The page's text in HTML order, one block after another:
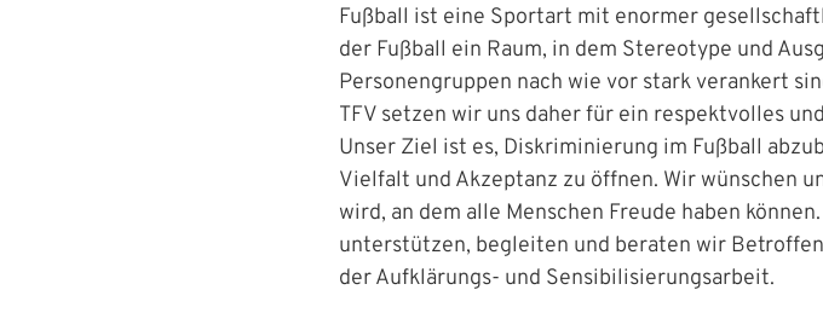
Fußball ist eine Sportart mit enormer
der Fußball ein Raum, in dem Stereotype und
Personengruppen nach wie vor stark verankert
TFV setzen wir uns daher für ein respektvolles
Unser Ziel ist es, Diskriminierung im Fußball
Vielfalt und Akzeptanz zu öffnen. Wir wünschen
wird, an dem alle Menschen Freude haben
unterstützen, begleiten und beraten wir
der Aufklärungs- und Sensibilisierungsarbeit.